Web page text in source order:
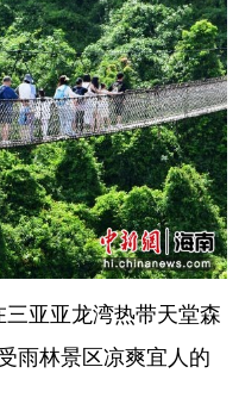
亚亚龙湾热带天堂森
雨林景区凉爽宜人的